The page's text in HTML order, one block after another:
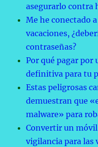
asegurarlo contra
Me he conectado
vacaciones,
contraseñas?
Por qué pagar por
definitiva para tu
Estas peligrosas
demuestran que
malware» para
Convertir un
vigilancia para las